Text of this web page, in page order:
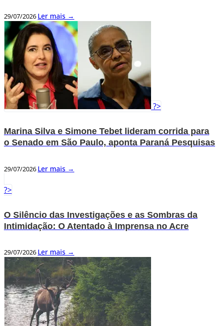
29/07/2026 Ler mais →
?>
Marina Silva e Simone Tebet lideram corrida para
o Senado em São Paulo, aponta Paraná Pesquisas
29/07/2026 Ler mais →
?>
O Silêncio das Investigações e as Sombras da
Intimidação: O Atentado à Imprensa no Acre
29/07/2026 Ler mais →